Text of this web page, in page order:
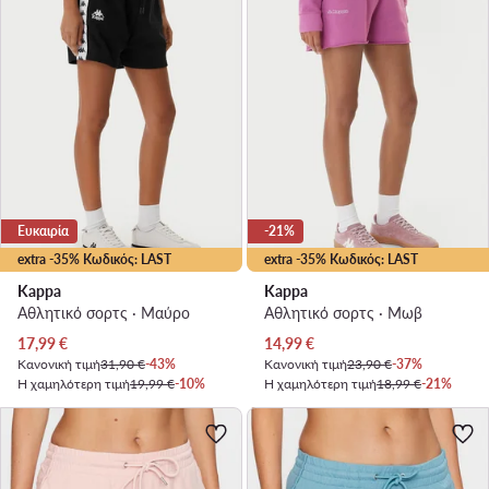
extra -35% Κωδικός: LAST
Ευκαιρία
Kappa
Αθλητικό σορτς · Μαύρο
Τρέχουσα τιμή
17,99€
Κανονική τιμή31,90 €-43%
Η χαμηλότερη τιμή19,99 €-10%
extra -35% Κωδικός: LAST
-21%
Kappa
Αθλητικό σορτς · Μωβ
Τρέχουσα τιμή
14,99€
Κανονική τιμή23,90 €-37%
Η χαμηλότερη τιμή18,99 €-21%